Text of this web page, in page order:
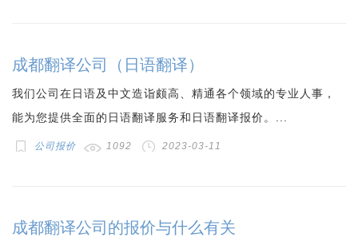
成都翻译公司（日语翻译）
我们公司在日语及中文造诣颇高、精通各个领域的专业人事，
能为您提供全面的日语翻译服务和日语翻译报价。...
公司报价 1092 2023-03-11
成都翻译公司的报价与什么有关